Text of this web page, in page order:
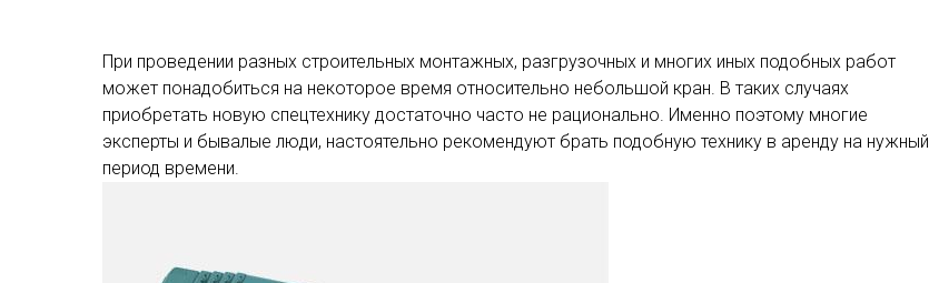
При проведении разных строительных монтажных, разгрузочных и многих иных подобных работ
может понадобиться на некоторое время относительно небольшой кран. В таких случаях
приобретать новую спецтехнику достаточно часто не рационально. Именно поэтому многие
эксперты и бывалые люди, настоятельно рекомендуют брать подобную технику в аренду на нужный
период времени.